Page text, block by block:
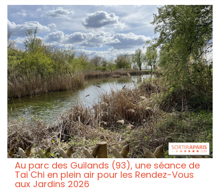
Au parc des Guilands (93), une séance de
Tai Chi en plein air pour les Rendez-Vous
aux Jardins 2026